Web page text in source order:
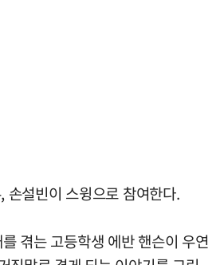
손설빈이 스윙으로 참여한다.
겪는 고등학생 에반 핸슨이 우연